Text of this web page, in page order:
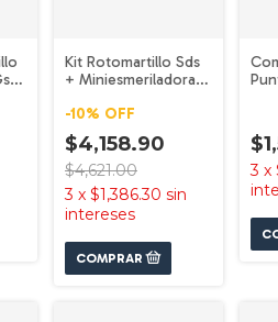
Kit Rotomartillo Sds
+ Miniesmeriladora +
COMBO-202305
-10% OFF
$4,158.90
$4,621.00
3 x $1,386.30 sin
intereses
3 x